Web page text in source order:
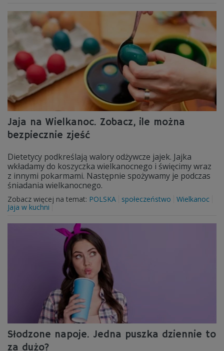
Jaja na Wielkanoc. Zobacz, ile można
bezpiecznie zjeść
Dietetycy podkreślają walory odżywcze jajek. Jajka
wkładamy do koszyczka wielkanocnego i święcimy wraz
z innymi pokarmami. Następnie spożywamy je podczas
śniadania wielkanocnego.
Zobacz więcej na temat: POLSKA społeczeństwo
Wielkanoc
Jaja w kuchni
Słodzone napoje. Jedna puszka dziennie to
za dużo?